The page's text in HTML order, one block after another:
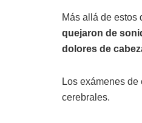
Más allá de estos
quejaron de
dolores de
Los exámenes
cerebrales.